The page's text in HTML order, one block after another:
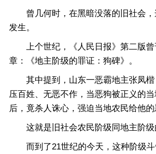
曾几何时，在黑暗没落的旧社会，
发生。
上个世纪，《人民日报》第二版曾
章：《地主阶级的罪证：狗碑》。
其中提到，山东一恶霸地主张凤楷
压百姓、无恶不作，当恶狗被正义的
后，竟杀人诛心，强迫当地农民给他的
这就是旧社会农民阶级同地主阶级
而到了21世纪的今天，这种阶级斗